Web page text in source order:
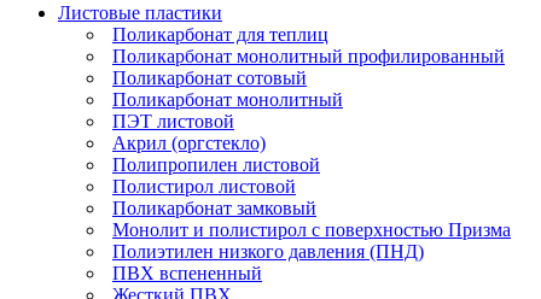
Листовые пластики
Поликарбонат для теплиц
Поликарбонат монолитный профилированный
Поликарбонат сотовый
Поликарбонат монолитный
ПЭТ листовой
Акрил (оргстекло)
Полипропилен листовой
Полистирол листовой
Поликарбонат замковый
Монолит и полистирол с поверхностью Призма
Полиэтилен низкого давления (ПНД)
ПВХ вспененный
Жесткий ПВХ